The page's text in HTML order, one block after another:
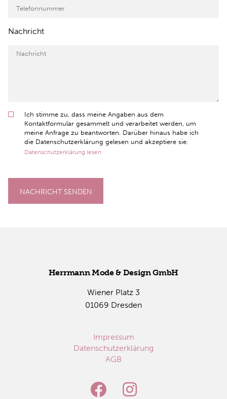
Nachricht
Ich stimme zu, dass meine Angaben aus dem
Kontaktformular gesammelt und verarbeitet werden, um
meine Anfrage zu beantworten. Darüber hinaus habe ich
die Datenschutzerklärung gelesen und akzeptiere sie.
Datenschutzerklärung lesen
NACHRICHT SENDEN
Herr­mann Mode & De­sign GmbH
Wie­ner Platz 3
01069 Dres­den
Impressum
Datenschutzerklärung
AGB